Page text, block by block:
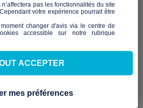
pas les fonctionnalités du site
votre expérience pourrait être
changer d'avis via le centre de
accessible sur notre rubrique
ACCEPTER
mes préférences